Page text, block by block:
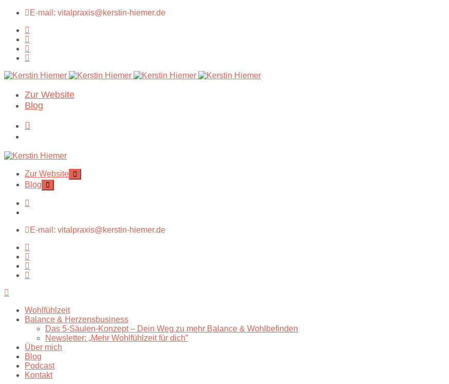
E-mail: vitalpraxis@kerstin-hiemer.de
Zur Website
Blog
Zur Website
Blog
E-mail: vitalpraxis@kerstin-hiemer.de
Wohlfühlzeit
Balance & Herzensbusiness
Das 5-Säulen-Konzept – Dein Weg zu mehr Balance & Wohlbefinden
Newsletter: „Mehr Wohlfühlzeit für dich”
Über mich
Blog
Podcast
Kontakt